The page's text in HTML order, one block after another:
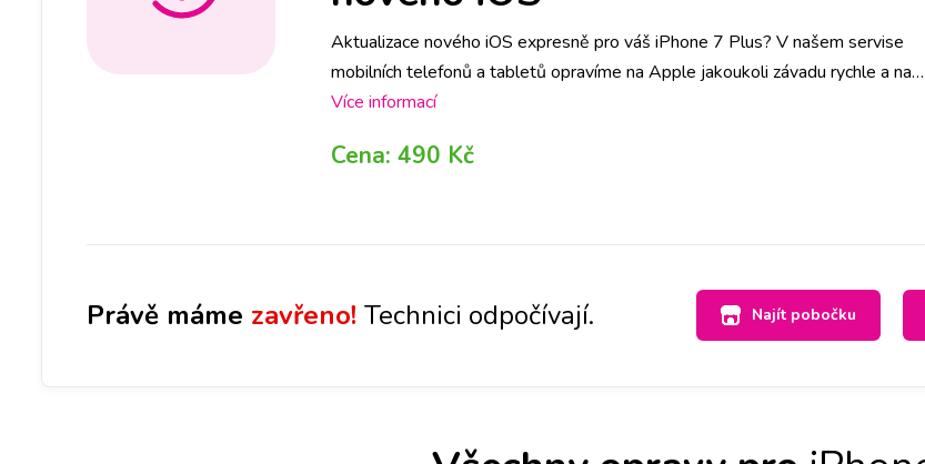
Aktualizace nového iOS expresně pro váš iPhone 7 Plus? V našem servise
mobilních telefonů a tabletů opravíme na Apple jakoukoli závadu rychle a na
počkání. Na pobočkách iLoveServis po celé ČR máme velké sklady dílů, tak
Olomouci, Liberci, Pardubicích a Českých Budějovicích.
Více informací
Cena: 490 Kč
Právě máme zavřeno! Technici odpočívají. Najít pobočku